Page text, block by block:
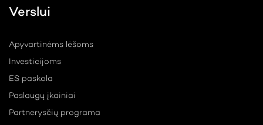
Verslui
Apyvartinėms lėšoms
Investicijoms
ES paskola
Paslaugų įkainiai
Partnerysčių programa